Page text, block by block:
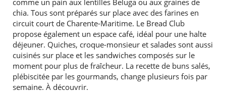
RECHERCHER ...
comme un pain aux lentilles Beluga ou aux graines de
chia. Tous sont préparés sur place avec des farines en
circuit court de Charente-Maritime. Le Bread Club
propose également un espace café, idéal pour une halte
déjeuner. Quiches, croque-monsieur et salades sont aussi
cuisinés sur place et les sandwiches composés sur le
moment pour plus de fraîcheur. La recette de buns salés,
plébiscitée par les gourmands, change plusieurs fois par
semaine. À découvrir.